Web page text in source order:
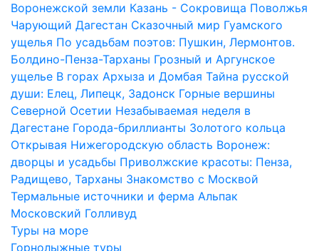
Воронежской земли Казань - Сокровища Поволжья
Чарующий Дагестан Сказочный мир Гуамского
ущелья По усадьбам поэтов: Пушкин, Лермонтов.
Болдино-Пенза-Тарханы Грозный и Аргунское
ущелье В горах Архыза и Домбая Тайна русской
души: Елец, Липецк, Задонск Горные вершины
Северной Осетии Незабываемая неделя в
Дагестане Города-бриллианты Золотого кольца
Открывая Нижегородскую область Воронеж:
дворцы и усадьбы Приволжские красоты: Пенза,
Радищево, Тарханы Знакомство с Москвой
Термальные источники и ферма Альпак
Московский Голливуд
Туры на море
Горнолыжные туры